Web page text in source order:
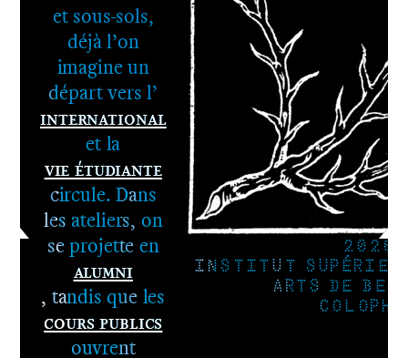
Le DNA
2e cycle -
Le DNSEP
et sous-sols,
déjà l’on
imagine un
départ vers l’
International
et la
Vie étudiante
circule. Dans
les ateliers, on
se projette en
Alumni
, tandis que les
Cours publics
ouvrent
2026
INSTITUT
ARTS DE